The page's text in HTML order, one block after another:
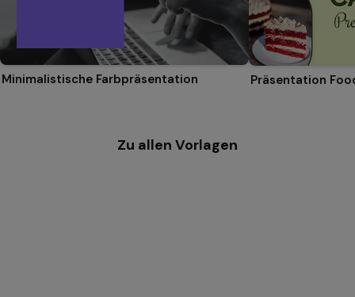
Minimalistische Farbpräsentation Präsentation
Zu allen Vorlagen